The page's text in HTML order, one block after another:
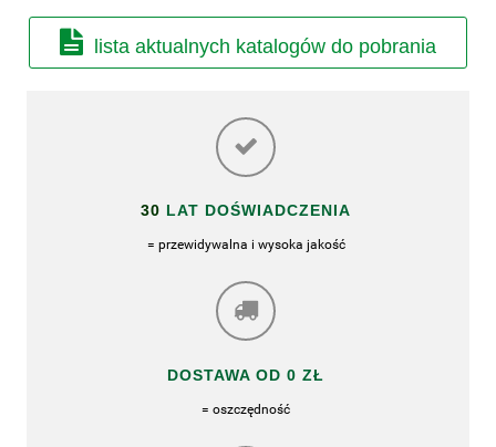
lista aktualnych katalogów do pobrania
30 LAT DOŚWIADCZENIA
= przewidywalna i wysoka jakość
DOSTAWA OD 0 ZŁ
= oszczędność